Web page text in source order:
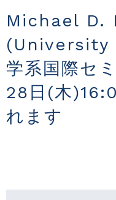
Michael D. Pluth教授
(University
学系国際セ
28日(木
れます